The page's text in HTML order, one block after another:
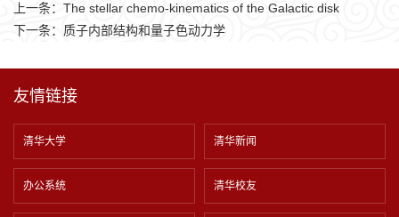
上一条： The stellar chemo-kinematics of the Galactic disk
下一条： 质子内部结构和量子色动力学
友情链接
清华大学 清华新闻
办公系统 清华校友